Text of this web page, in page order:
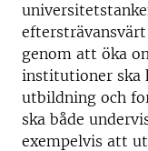
genom att öka
institutioner ska
utbildning och
ska både
exempelvis att